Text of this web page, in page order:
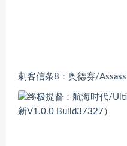
刺客信条8：奥德赛/